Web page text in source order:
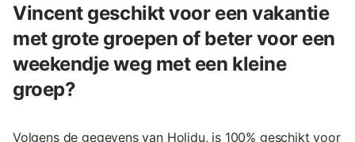
Vincent geschikt voor een vakantie
met grote groepen of beter voor een
weekendje weg met een kleine
groep?
Volgens de gegevens van Holidu, is 100% geschikt voor